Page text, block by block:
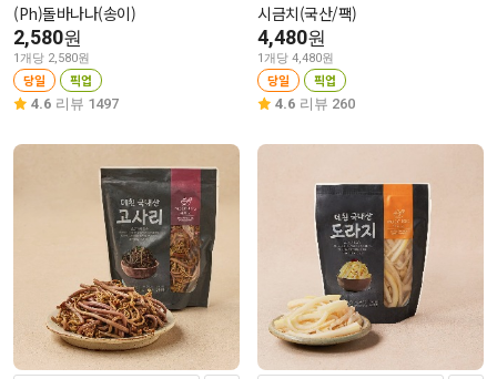
(Ph)돌바나나(송이)
2,580원
1개당 2,580원
당일 픽업
4.6 리뷰 1497
시금치(국산/팩)
4,480원
1개당 4,480원
당일 픽업
4.6 리뷰 260